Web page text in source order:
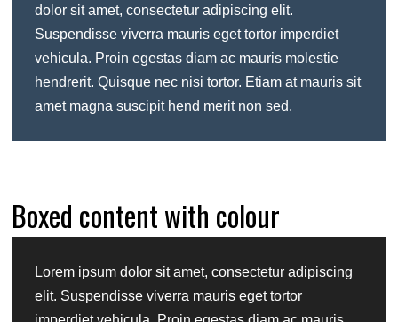
dolor sit amet, consectetur adipiscing elit.
Suspendisse viverra mauris eget tortor imperdiet
vehicula. Proin egestas diam ac mauris molestie
hendrerit. Quisque nec nisi tortor. Etiam at mauris sit
amet magna suscipit hend merit non sed.
Boxed content with colour
Lorem ipsum dolor sit amet, consectetur adipiscing
elit. Suspendisse viverra mauris eget tortor